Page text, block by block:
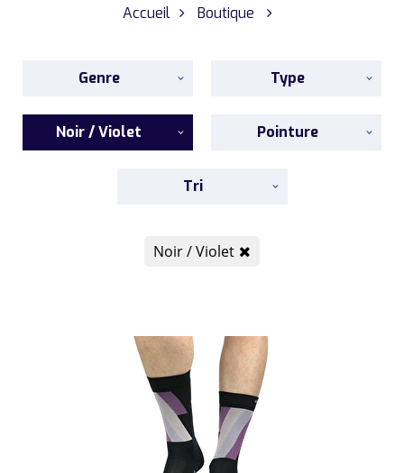
Accueil Boutique
Genre Type
Noir / Violet Pointure
Tri
Noir / Violet